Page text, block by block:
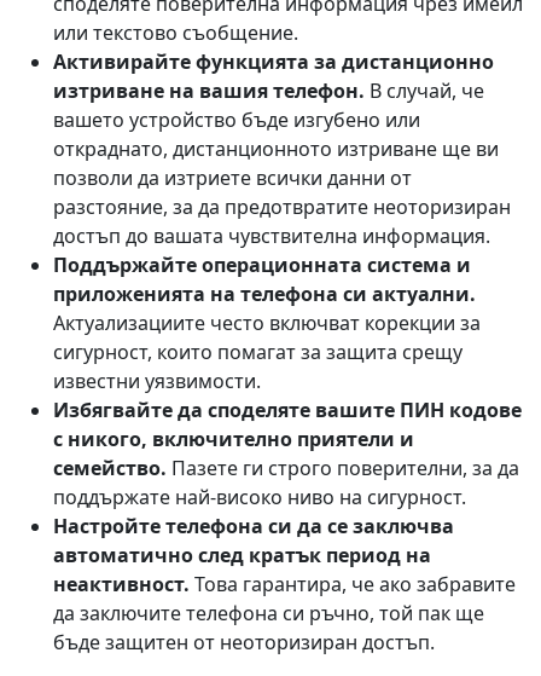
или текстово съобщение.
Активирайте функцията за дистанционно
изтриване на вашия телефон. В случай, че
вашето устройство бъде изгубено или
откраднато, дистанционното изтриване ще ви
позволи да изтриете всички данни от
разстояние, за да предотвратите неоторизиран
достъп до вашата чувствителна информация.
Поддържайте операционната система и
приложенията на телефона си актуални.
Актуализациите често включват корекции за
сигурност, които помагат за защита срещу
известни уязвимости.
Избягвайте да споделяте вашите ПИН кодове
с никого, включително приятели и
семейство. Пазете ги строго поверителни, за да
поддържате най-високо ниво на сигурност.
Настройте телефона си да се заключва
автоматично след кратък период на
неактивност. Това гарантира, че ако забравите
да заключите телефона си ръчно, той пак ще
бъде защитен от неоторизиран достъп.